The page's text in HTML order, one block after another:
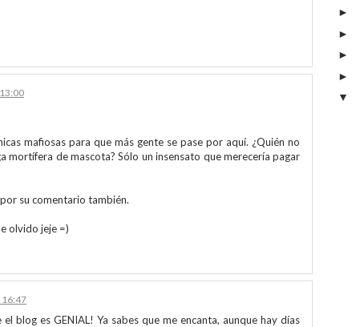
mafiosas para que más gente se pase por aquí. ¿Quién no
mortífera de mascota? Sólo un insensato que merecería pagar
su comentario también.
olvido jeje =)
16:47
blog es GENIAL! Ya sabes que me encanta, aunque hay días
►
►
►
►
▼